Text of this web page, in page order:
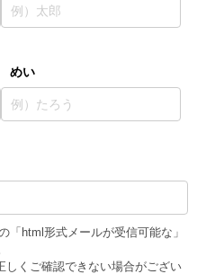
めい
「html形式メールが受信可能な」
くご確認できない場合がござい